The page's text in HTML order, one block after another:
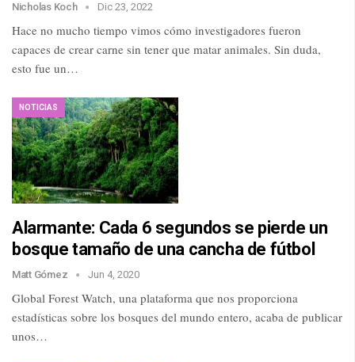
Nicholas Koch Dic 23, 2022
Hace no mucho tiempo vimos cómo investigadores fueron
capaces de crear carne sin tener que matar animales. Sin duda,
esto fue un…
NOTICIAS
Alarmante: Cada 6 segundos se pierde un
bosque tamaño de una cancha de fútbol
Matt Gómez Jun 4, 2020
Global Forest Watch, una plataforma que nos proporciona
estadísticas sobre los bosques del mundo entero, acaba de publicar
unos…